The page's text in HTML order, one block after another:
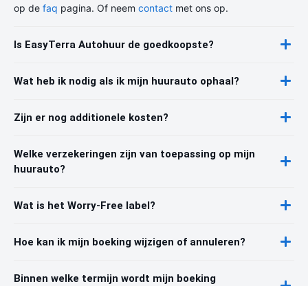
op de faq pagina. Of neem contact met ons op.
Is EasyTerra Autohuur de goedkoopste?
Wat heb ik nodig als ik mijn huurauto ophaal?
Zijn er nog additionele kosten?
Welke verzekeringen zijn van toepassing op mijn
huurauto?
Wat is het Worry-Free label?
Hoe kan ik mijn boeking wijzigen of annuleren?
Binnen welke termijn wordt mijn boeking